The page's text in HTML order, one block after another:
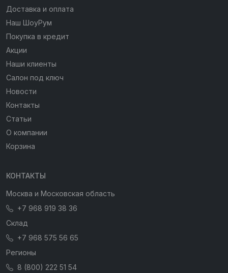
Доставка и оплата
Наш ШоуРум
Покупка в кредит
Акции
Наши клиенты
Салон под ключ
Новости
Контакты
Статьи
О компании
Корзина
КОНТАКТЫ
Москва и Московская область
+7 968 919 38 36
Склад
+7 968 575 56 65
Регионы
8 (800) 222 51 54